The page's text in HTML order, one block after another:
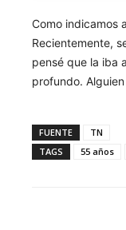
Como indicamos
Recientemente,
pensé que la iba
profundo.
FUENTE
TN
TAGS
55 años